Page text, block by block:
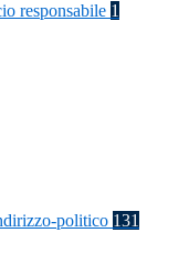
responsabile 1
politico 131